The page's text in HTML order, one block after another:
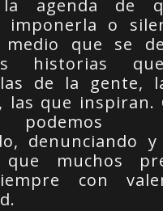
la agenda de
o
medio que se
historias
de la gente,
las que inspiran.
denunciando y
muchos
con